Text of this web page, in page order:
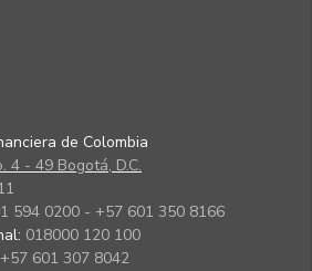
de Colombia
4 - 49 Bogotá, D.C.
594 0200 - +57 601 350 8166
018000 120 100
+57 601 307 8042